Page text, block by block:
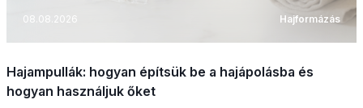
08.08.2026 Hajformázás
Hajampullák: hogyan építsük be a hajápolásba és
hogyan használjuk őket